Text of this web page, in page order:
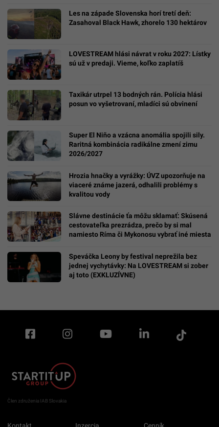
Les na západe Slovenska horí tretí deň:
Zasahoval Black Hawk, zhorelo 130 hektárov
LOVESTREAM hlási návrat v roku 2027: Lístky
sú už v predaji. Vieme, koľko zaplatíš
Taxikár utrpel 13 bodných rán. Polícia hlási
posun vo vyšetrovaní, mladíci sú obvinení
Super El Niño a vzácna anomália spojili sily.
Raritná kombinácia radikálne zmení zimu
2026/2027
Hrozia hnačky a vyrážky: ÚVZ upozorňuje na
viaceré známe jazerá, odhalili problémy s
kvalitou vody
Slávne destinácie ťa môžu sklamať: Skúsená
cestovateľka prezrádza, prečo by si mal
namiesto Ríma či Mykonosu vybrať iné miesta
Speváčka Leony by festival neprežila bez
jednej vychytávky: Na LOVESTREAM si zober
aj toto (EXKLUZÍVNE)
Člen združenia IAB Slovakia
Kontakt Inzercia Cenník